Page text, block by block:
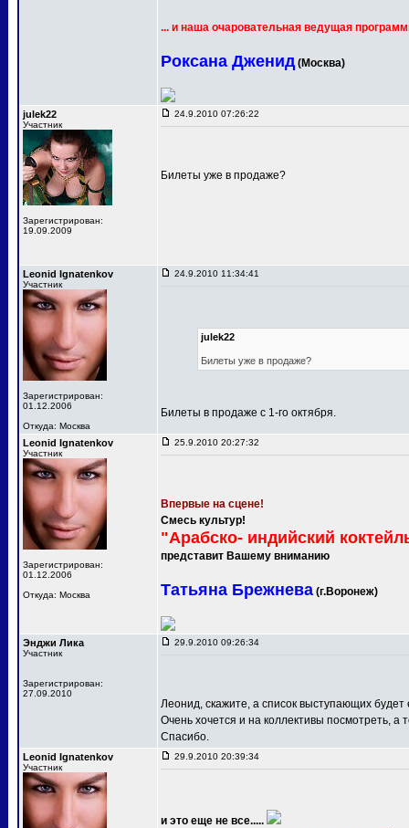
... и наша очаровательная ведущая
Роксана Дженид (Москва)
julek22
Участник
Зарегистрирован:
19.09.2009
24.9.2010 07:26:22
Билеты уже в продаже?
Leonid Ignatenkov
Участник
Зарегистрирован:
01.12.2006
Откуда: Москва
24.9.2010 11:34:41
julek22
Билеты уже в продаже?
Билеты в продаже с 1-го октября.
Leonid Ignatenkov
Участник
Зарегистрирован:
01.12.2006
Откуда: Москва
25.9.2010 20:27:32
Впервые на сцене!
Смесь культур!
"Арабско- индийский
представит Вашему вниманию
Татьяна Брежнева (г.Воронеж)
Энджи Лика
Участник
Зарегистрирован:
27.09.2010
29.9.2010 09:26:34
Леонид, скажите, а список выступающих
Очень хочется и на коллективы посмотреть, а
Спасибо.
Leonid Ignatenkov
Участник
29.9.2010 20:39:34
и это еще не все.....